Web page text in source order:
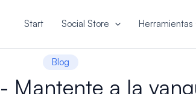
Start Social Store Herramientas
Blog
- Mantente a la